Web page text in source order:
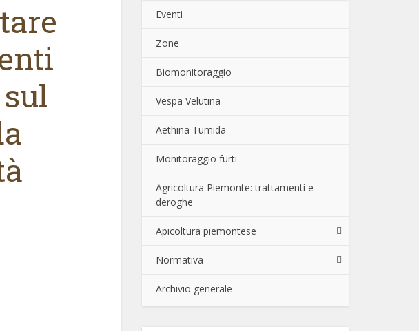
Eventi
Zone
Biomonitoraggio
Vespa Velutina
Aethina Tumida
Monitoraggio furti
Agricoltura Piemonte: trattamenti e
deroghe
Apicoltura piemontese
Normativa
Archivio generale